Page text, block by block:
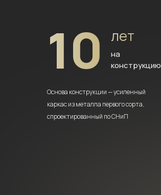
10 лет
на
конструкцию
Основа конструкции — усиленный
каркас из металла первого сорта,
спроектированный по СНиП